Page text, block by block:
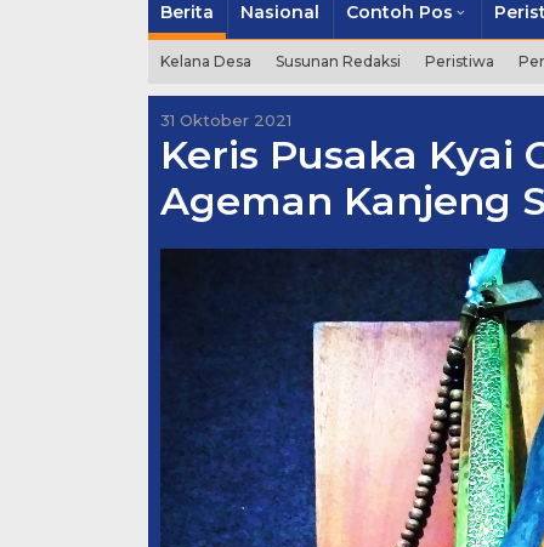
Berita Nasional Contoh Pos
Kelana Desa Susunan Redaksi Peristiwa
31 Oktober 2021
Keris Pusaka Kyai
Ageman Kanjeng